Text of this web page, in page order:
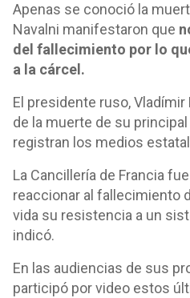
Apenas se conoció la
Navalni manifestaron que
del fallecimiento por lo
a la cárcel.
El presidente ruso,
de la muerte de su
registran los medios
La Cancillería de Francia
reaccionar al fallecimiento
vida su resistencia a un
indicó.
En las audiencias de sus
participó por video estos